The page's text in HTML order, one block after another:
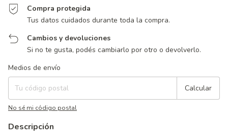
Compra protegida
Tus datos cuidados durante toda la compra.
Cambios y devoluciones
Si no te gusta, podés cambiarlo por otro o devolverlo.
Entregas para el CP:
Medios de envío
Calcular
No sé mi código postal
Descripción